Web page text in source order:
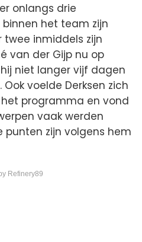
onlangs drie
het team zijn
twee inmiddels zijn
van der Gijp nu op
niet langer vijf dagen
voelde Derksen zich
programma en vond
vaak werden
punten zijn volgens hem
Refinery89